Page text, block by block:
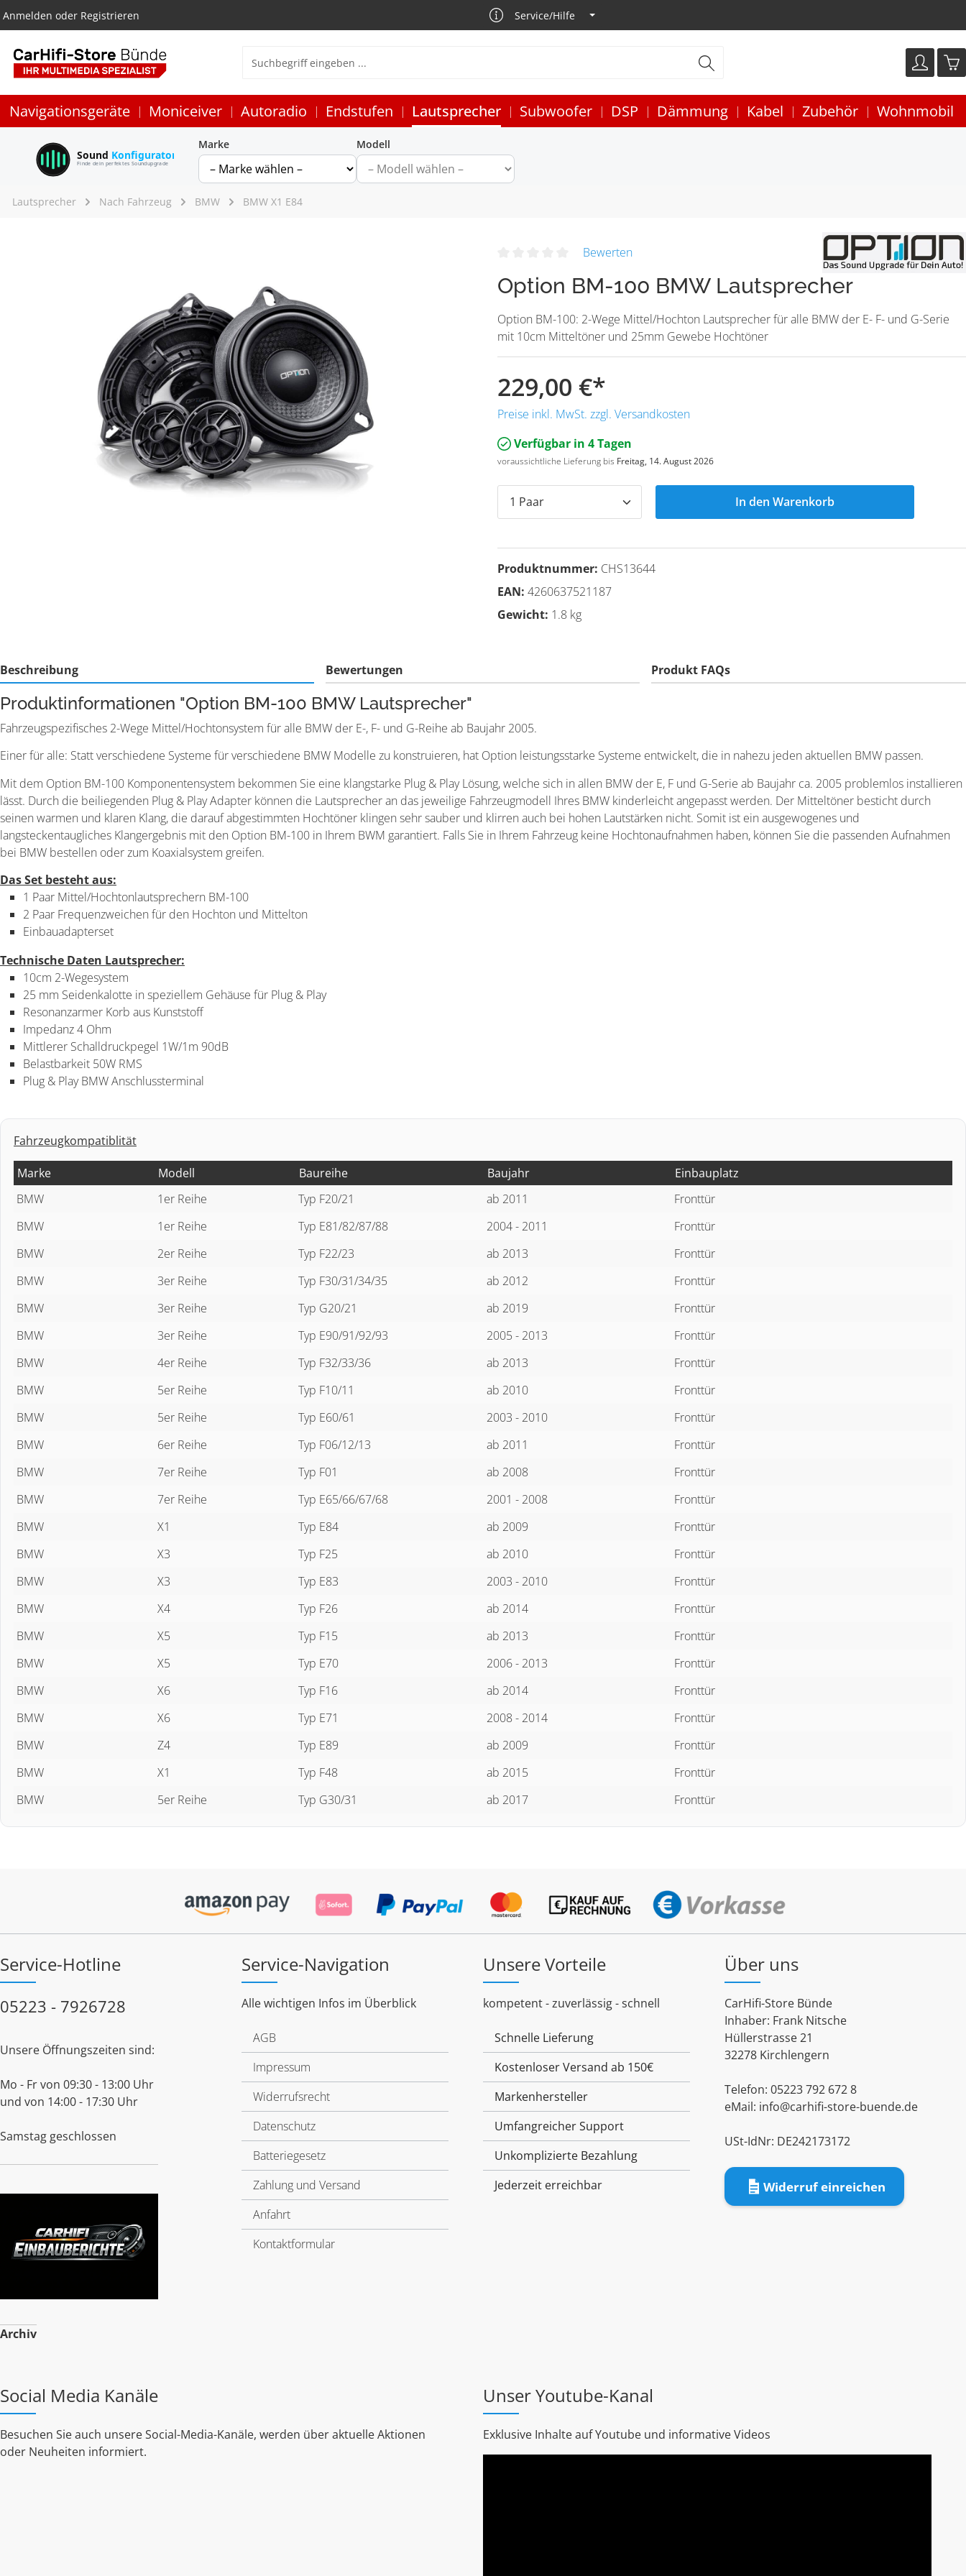
Anmelden oder Registrieren Service/Hilfe
Navigationsgeräte Moniceiver Autoradio Endstufen Lautsprecher Subwoofer DSP Dämmung Kabel Zubehör Wohnmobil
Sound Konfigurator
Finde dein perfektes Soundupgrade
Marke Modell
Lautsprecher Nach Fahrzeug BMW BMW X1 E84
Bewerten
Option BM-100 BMW Lautsprecher
Option BM-100: 2-Wege Mittel/Hochton Lautsprecher für alle BMW der E- F- und G-Serie
mit 10cm Mitteltöner und 25mm Gewebe Hochtöner
229,00 €*
Preise inkl. MwSt. zzgl. Versandkosten
Verfügbar in 4 Tagen
voraussichtliche Lieferung bis Freitag, 14. August 2026
In den Warenkorb
Produktnummer: CHS13644
EAN: 4260637521187
Gewicht: 1.8 kg
Beschreibung Bewertungen Produkt FAQs
Produktinformationen "Option BM-100 BMW Lautsprecher"
Fahrzeugspezifisches 2-Wege Mittel/Hochtonsystem für alle BMW der E-, F- und G-Reihe ab Baujahr 2005.
Einer für alle: Statt verschiedene Systeme für verschiedene BMW Modelle zu konstruieren, hat Option leistungsstarke Systeme entwickelt, die in nahezu jeden aktuellen BMW passen.
Mit dem Option BM-100 Komponentensystem bekommen Sie eine klangstarke Plug & Play Lösung, welche sich in allen BMW der E, F und G-Serie ab Baujahr ca. 2005 problemlos installieren
lässt. Durch die beiliegenden Plug & Play Adapter können die Lautsprecher an das jeweilige Fahrzeugmodell Ihres BMW kinderleicht angepasst werden. Der Mitteltöner besticht durch
seinen warmen und klaren Klang, die darauf abgestimmten Hochtöner klingen sehr sauber und klirren auch bei hohen Lautstärken nicht. Somit ist ein ausgewogenes und
langsteckentaugliches Klangergebnis mit den Option BM-100 in Ihrem BWM garantiert. Falls Sie in Ihrem Fahrzeug keine Hochtonaufnahmen haben, können Sie die passenden Aufnahmen
bei BMW bestellen oder zum Koaxialsystem greifen.
Das Set besteht aus:
1 Paar Mittel/Hochtonlautsprechern BM-100
2 Paar Frequenzweichen für den Hochton und Mittelton
Einbauadapterset
Technische Daten Lautsprecher:
10cm 2-Wegesystem
25 mm Seidenkalotte in speziellem Gehäuse für Plug & Play
Resonanzarmer Korb aus Kunststoff
Impedanz 4 Ohm
Mittlerer Schalldruckpegel 1W/1m 90dB
Belastbarkeit 50W RMS
Plug & Play BMW Anschlussterminal
Fahrzeugkompatiblität
Marke Modell Baureihe Baujahr
Einbauplatz
BMW
1er Reihe Typ F20/21 ab 2011
Fronttür
BMW
1er Reihe Typ E81/82/87/88 2004 - 2011
Fronttür
BMW
2er Reihe Typ F22/23 ab 2013
Fronttür
BMW
3er Reihe Typ F30/31/34/35 ab 2012
Fronttür
BMW
3er Reihe Typ G20/21 ab 2019
Fronttür
BMW
3er Reihe Typ E90/91/92/93 2005 - 2013
Fronttür
BMW
4er Reihe Typ F32/33/36 ab 2013
Fronttür
BMW
5er Reihe Typ F10/11 ab 2010
Fronttür
BMW
5er Reihe Typ E60/61 2003 - 2010
Fronttür
BMW
6er Reihe Typ F06/12/13 ab 2011
Fronttür
BMW
7er Reihe Typ F01 ab 2008
Fronttür
BMW
7er Reihe Typ E65/66/67/68 2001 - 2008
Fronttür
BMW
X1 Typ E84 ab 2009
Fronttür
BMW
X3 Typ F25 ab 2010
Fronttür
BMW
X3 Typ E83 2003 - 2010
Fronttür
BMW
X4 Typ F26 ab 2014
Fronttür
BMW
X5 Typ F15 ab 2013
Fronttür
BMW
X5 Typ E70 2006 - 2013
Fronttür
BMW
X6 Typ F16 ab 2014
Fronttür
BMW
X6 Typ E71 2008 - 2014
Fronttür
BMW
Z4 Typ E89 ab 2009
Fronttür
BMW
X1 Typ F48 ab 2015
Fronttür
BMW
5er Reihe Typ G30/31 ab 2017 Fronttür
Service-Hotline
05223 - 7926728
Unsere Öffnungszeiten sind:
Mo - Fr von 09:30 - 13:00 Uhr
und von 14:00 - 17:30 Uhr
Samstag geschlossen
Archiv
Service-Navigation
Alle wichtigen Infos im Überblick
AGB
Impressum
Widerrufsrecht
Datenschutz
Batteriegesetz
Zahlung und Versand
Anfahrt
Kontaktformular
Unsere Vorteile
kompetent - zuverlässig - schnell
Schnelle Lieferung
Kostenloser Versand ab 150€
Markenhersteller
Umfangreicher Support
Unkomplizierte Bezahlung
Jederzeit erreichbar
Über uns
CarHifi-Store Bünde
Inhaber: Frank Nitsche
Hüllerstrasse 21
32278 Kirchlengern
Telefon: 05223 792 672 8
eMail: info@carhifi-store-buende.de
USt-IdNr: DE242173172
Widerruf einreichen
Social Media Kanäle
Besuchen Sie auch unsere Social-Media-Kanäle, werden über aktuelle Aktionen
oder Neuheiten informiert.
Unser Youtube-Kanal
Exklusive Inhalte auf Youtube und informative Videos